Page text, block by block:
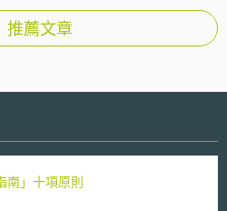
推薦文章
南」十項原則